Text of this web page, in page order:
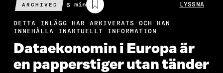
ARCHIVED
Beräknad
läsningstid
5 min LYSSNA
DETTA INLÄGG HAR ARKIVERATS OCH KAN
INNEHÅLLA INAKTUELLT INFORMATION
Dataekonomin i Europa är
en papperstiger utan tänder